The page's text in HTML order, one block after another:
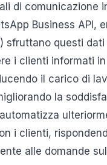
di comunicazione
Business API,
sfruttano questi
i clienti informati
il carico di
la
i clienti,
alle domande